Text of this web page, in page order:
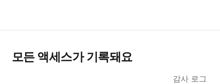
모든 액세스가 기록돼요
감사 로그